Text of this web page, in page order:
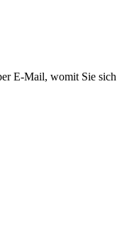
E-Mail, womit Sie